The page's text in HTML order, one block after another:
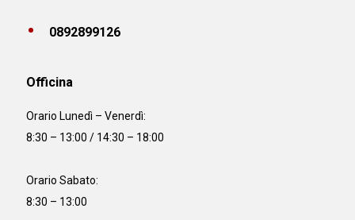
0892899126
Officina
Orario Lunedì – Venerdì:
8:30 – 13:00 / 14:30 – 18:00
Orario Sabato:
8:30 – 13:00